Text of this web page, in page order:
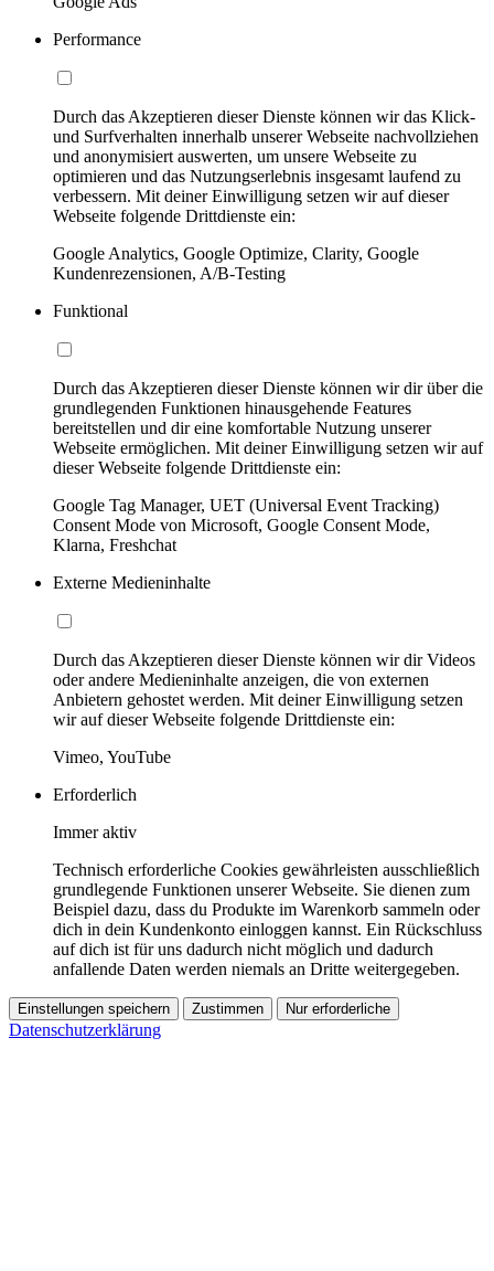
Performance
Durch das Akzeptieren dieser Dienste können wir das Klick-
und Surfverhalten innerhalb unserer Webseite nachvollziehen
und anonymisiert auswerten, um unsere Webseite zu
optimieren und das Nutzungserlebnis insgesamt laufend zu
verbessern. Mit deiner Einwilligung setzen wir auf dieser
Webseite folgende Drittdienste ein:
Google Analytics, Google Optimize, Clarity, Google
Kundenrezensionen, A/B-Testing
Funktional
Durch das Akzeptieren dieser Dienste können wir dir über die
grundlegenden Funktionen hinausgehende Features
bereitstellen und dir eine komfortable Nutzung unserer
Webseite ermöglichen. Mit deiner Einwilligung setzen wir auf
dieser Webseite folgende Drittdienste ein:
Google Tag Manager, UET (Universal Event Tracking)
Consent Mode von Microsoft, Google Consent Mode,
Klarna, Freshchat
Externe Medieninhalte
Durch das Akzeptieren dieser Dienste können wir dir Videos
oder andere Medieninhalte anzeigen, die von externen
Anbietern gehostet werden. Mit deiner Einwilligung setzen
wir auf dieser Webseite folgende Drittdienste ein:
Vimeo, YouTube
Erforderlich
Immer aktiv
Technisch erforderliche Cookies gewährleisten ausschließlich
grundlegende Funktionen unserer Webseite. Sie dienen zum
Beispiel dazu, dass du Produkte im Warenkorb sammeln oder
dich in dein Kundenkonto einloggen kannst. Ein Rückschluss
auf dich ist für uns dadurch nicht möglich und dadurch
anfallende Daten werden niemals an Dritte weitergegeben.
Einstellungen speichern Zustimmen Nur erforderliche
Datenschutzerklärung